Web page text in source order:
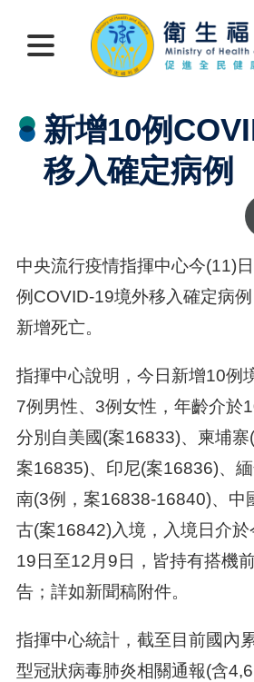
新增10例
移入確定病例
中央流行疫情指揮中心今(11)
例COVID-19境外移入確定病
新增死亡。
指揮中心說明，今日新增10例
7例男性、3例女性，年齡介於
分別自美國(案16833)、柬埔寨
案16835)、印尼(案16836)、
南(3例，案16838-16840)、中
古(案16842)入境，入境日介於
19日至12月9日，皆持有搭機
告；詳如新聞稿附件。
指揮中心統計，截至目前國內
型冠狀病毒肺炎相關通報(含